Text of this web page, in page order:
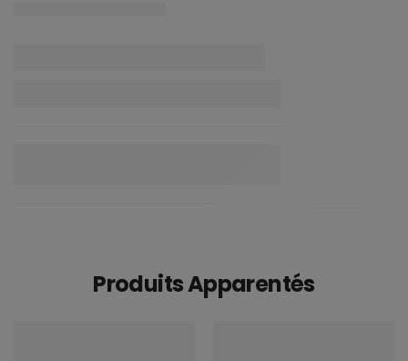
Produits Apparentés